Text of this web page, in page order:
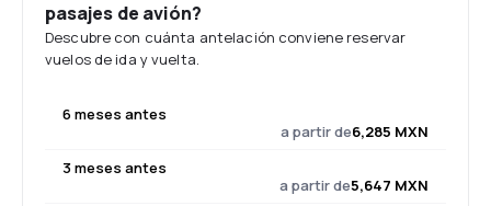
pasajes de avión?
Descubre con cuánta antelación conviene reservar
vuelos de ida y vuelta.
6 meses antes
a partir de6,285 MXN
3 meses antes
a partir de5,647 MXN